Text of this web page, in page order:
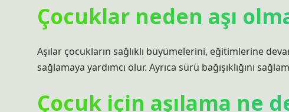
Çocuklar neden aşı
Aşılar çocukların sağlıklı büyümelerini, eğitimlerine
sağlamaya yardımcı olur. Ayrıca sürü bağışıklığını
Çocuk için aşılama ne